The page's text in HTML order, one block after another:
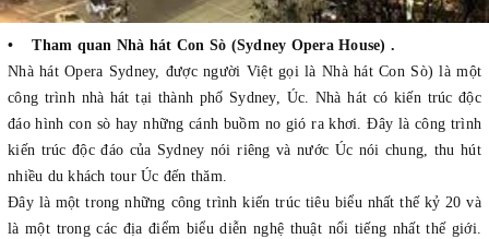
• Tham quan Nhà hát Con Sò (Sydney Opera House) .
Nhà hát Opera Sydney, được người Việt gọi là Nhà hát Con Sò) là một
công trình nhà hát tại thành phố Sydney, Úc. Nhà hát có kiến trúc độc
đáo hình con sò hay những cánh buồm no gió ra khơi. Đây là công trình
kiến trúc độc đáo của Sydney nói riêng và nước Úc nói chung, thu hút
nhiều du khách tour Úc đến thăm.
Đây là một trong những công trình kiến trúc tiêu biểu nhất thế kỷ 20 và
là một trong các địa điểm biểu diễn nghệ thuật nổi tiếng nhất thế giới.